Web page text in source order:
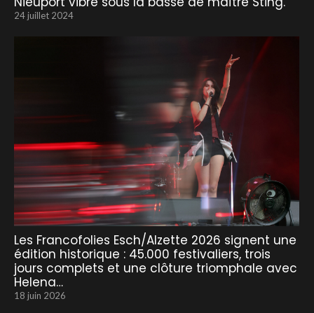
24 juillet 2024
Les Francofolies Esch/Alzette 2026 signent une
édition historique : 45.000 festivaliers, trois
jours complets et une clôture triomphale avec
Helena…
18 juin 2026